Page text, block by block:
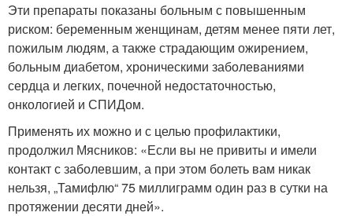
Эти препараты показаны больным с повышенным
риском: беременным женщинам, детям менее пяти лет,
пожилым людям, а также страдающим ожирением,
больным диабетом, хроническими заболеваниями
сердца и легких, почечной недостаточностью,
онкологией и СПИДом.
Применять их можно и с целью профилактики,
продолжил Мясников: «Если вы не привиты и имели
контакт с заболевшим, а при этом болеть вам никак
нельзя, „Тамифлю“ 75 миллиграмм один раз в сутки на
протяжении десяти дней».